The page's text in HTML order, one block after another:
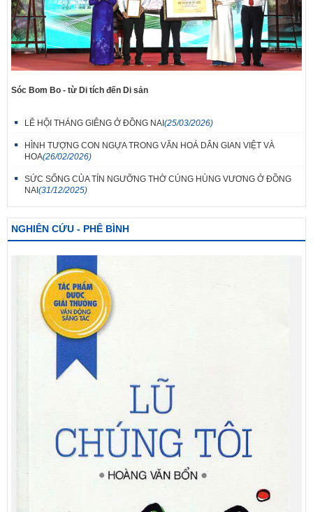
Sóc Bom Bo - từ Di tích đến Di sản
LỄ HỘI THÁNG GIÊNG Ở ĐỒNG NAI (25/03/2026)
HÌNH TƯỢNG CON NGỰA TRONG VĂN HOÁ DÂN GIAN VIỆT VÀ
HOA(26/02/2026)
SỨC SỐNG CỦA TÍN NGƯỠNG THỜ CÚNG HÙNG VƯƠNG Ở ĐỒNG
NAI (31/12/2025)
NGHIÊN CỨU - PHÊ BÌNH